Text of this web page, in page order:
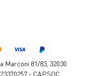
Marconi 81/83, 32030
- CAP.SOC.